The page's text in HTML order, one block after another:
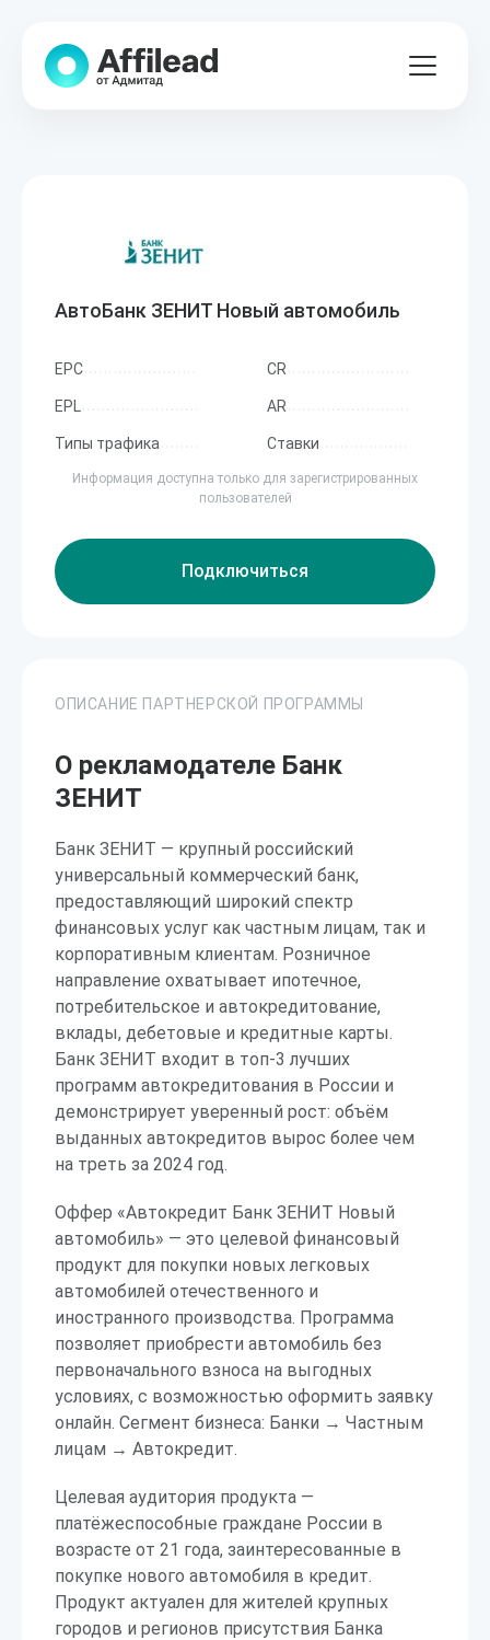
АвтоБанк ЗЕНИТ Новый автомобиль
EPC CR
EPL AR
Типы трафика Ставки
Информация доступна только для зарегистрированных
пользователей
Подключиться
ОПИСАНИЕ ПАРТНЕРСКОЙ ПРОГРАММЫ
О рекламодателе Банк
ЗЕНИТ
Банк ЗЕНИТ — крупный российский
универсальный коммерческий банк,
предоставляющий широкий спектр
финансовых услуг как частным лицам, так и
корпоративным клиентам. Розничное
направление охватывает ипотечное,
потребительское и автокредитование,
вклады, дебетовые и кредитные карты.
Банк ЗЕНИТ входит в топ-3 лучших
программ автокредитования в России и
демонстрирует уверенный рост: объём
выданных автокредитов вырос более чем
на треть за 2024 год.
Оффер «Автокредит Банк ЗЕНИТ Новый
автомобиль» — это целевой финансовый
продукт для покупки новых легковых
автомобилей отечественного и
иностранного производства. Программа
позволяет приобрести автомобиль без
первоначального взноса на выгодных
условиях, с возможностью оформить заявку
онлайн. Сегмент бизнеса: Банки → Частным
лицам → Автокредит.
Целевая аудитория продукта —
платёжеспособные граждане России в
возрасте от 21 года, заинтересованные в
покупке нового автомобиля в кредит.
Продукт актуален для жителей крупных
городов и регионов присутствия Банка